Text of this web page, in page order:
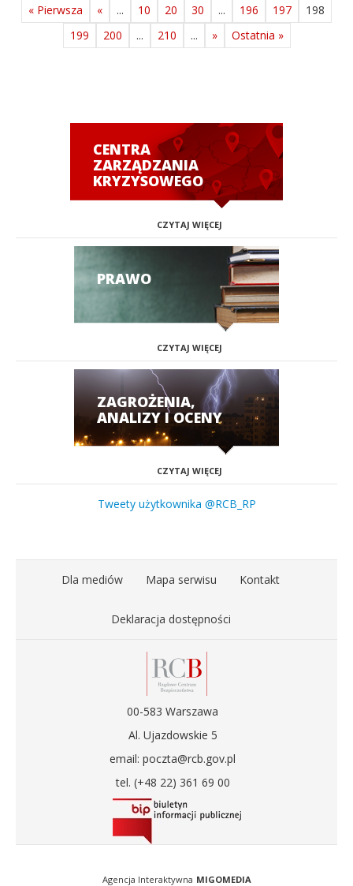
« Pierwsza « ... 10 20 30 ... 196 197
198
199
200 ... 210 ... » Ostatnia »
CENTRA
ZARZĄDZANIA
KRYZYSOWEGO
CZYTAJ WIĘCEJ
PRAWO
CZYTAJ WIĘCEJ
ZAGROŻENIA,
ANALIZY I OCENY
CZYTAJ WIĘCEJ
Tweety użytkownika @RCB_RP
Dla mediów Mapa serwisu Kontakt
Deklaracja dostępności
00-583 Warszawa
Al. Ujazdowskie 5
email: poczta@rcb.gov.pl
tel. (+48 22) 361 69 00
Agencja Interaktywna MIGOMEDIA